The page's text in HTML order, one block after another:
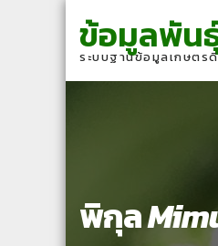
navigation
content
ข้อมูลพัน
ระบบฐานข้อมูลเกษตร
พิกุล